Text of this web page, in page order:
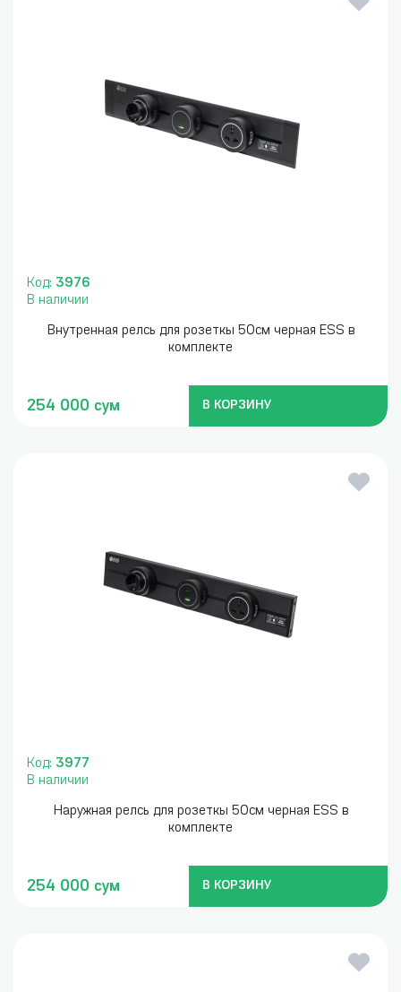
Код: 3976
В наличии
Внутренная релсь для розеткы 50см черная ESS в
комплекте
254 000 сум В КОРЗИНУ
Код: 3977
В наличии
Наружная релсь для розеткы 50см черная ESS в
комплекте
254 000 сум В КОРЗИНУ